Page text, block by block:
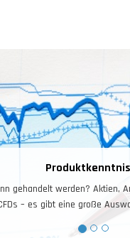
gehandelt werden? Aktien,
– es gibt eine große